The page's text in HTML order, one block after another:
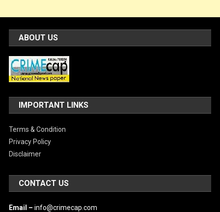
ABOUT US
IMPORTANT LINKS
Terms & Condition
Privacy Policy
Disclaimer
CONTACT US
Email –info@crimecap.com